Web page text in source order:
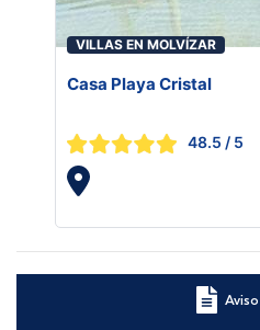
VILLAS EN MOLVÍZAR
Casa Playa Cristal
48.5 / 5